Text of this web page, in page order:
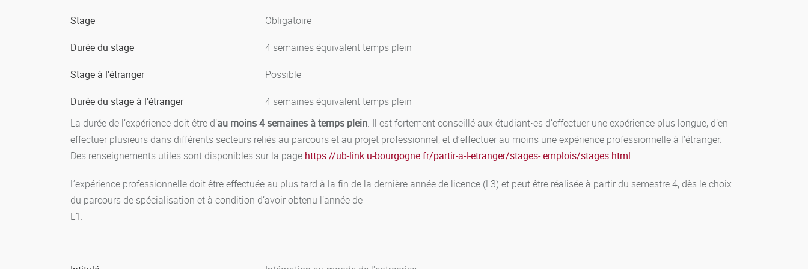
Chaque unité d’enseignement est affectée d’une valeur en crédits européens (ECTS). Une UE est validée et capitalisable, c’est-à-dire définitivement acquise
lorsque l’étudiant a obtenu une moyenne pondérée supérieure ou égale à 10 sur 20 par compensation entre chaque matière de l’UE. Chaque UE validée permet
sont également capitalisables lorsque les notes obtenues à ces éléments sont supérieures ou égales à 10 sur 20.
Sessions d’examen
Deux sessions d’examens sont prévues :
Session 1: une période d'examens à la fin de chaque semestre.
Session 2: Juin/juillet pour les 2 semestres. Seules les matières et UE évaluées en CC ou en CT (voir plus bas) font l'objet d'une session 2.
bénéficiait l’étudiant·e dans l’établissement qui l’accueillait précédemment (lycée ou autre établissement de l’enseignement supérieur).
Stage Obligatoire
Durée du stage 4 semaines équivalent temps plein
Stage à l'étranger Possible
Durée du stage à l'étranger
4 semaines équivalent temps plein
La durée de l’expérience doit être d’au moins 4 semaines à temps plein. Il est fortement conseillé aux étudiant·es d’effectuer une expérience plus longue, d’en
effectuer plusieurs dans différents secteurs reliés au parcours et au projet professionnel, et d’effectuer au moins une expérience professionnelle à l’étranger.
Des renseignements utiles sont disponibles sur la page https://ub-link.u-bourgogne.fr/partir-a-l-etranger/stages- emplois/stages.html
L’expérience professionnelle doit être effectuée au plus tard à la fin de la dernière année de licence (L3) et peut être réalisée à partir du semestre 4, dès le choix
du parcours de spécialisation et à condition d’avoir obtenu l’année de
L1.